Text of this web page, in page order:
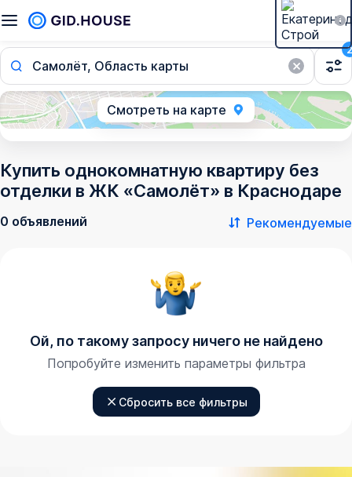
Самолёт, Область карты
2
Смотреть на карте
Купить однокомнатную квартиру без
отделки в ЖК «Самолёт» в Краснодаре
0 объявлений Рекомендуемые
Ой, по такому запросу ничего не найдено
Попробуйте изменить параметры фильтра
Сбросить все фильтры